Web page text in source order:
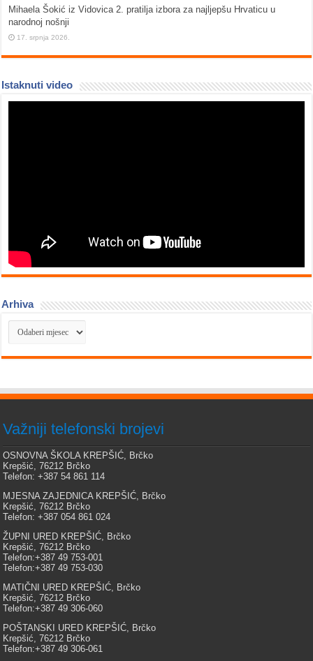
Mihaela Šokić iz Vidovica 2. pratilja izbora za najljepšu Hrvaticu u
narodnoj nošnji
17. srpnja 2026.
Istaknuti video
Arhiva
Arhiva
Važniji telefonski brojevi
OSNOVNA ŠKOLA KREPŠIĆ, Brčko
Krepšić, 76212 Brčko
Telefon: +387 54 861 114
MJESNA ZAJEDNICA KREPŠIĆ, Brčko
Krepšić, 76212 Brčko
Telefon: +387 054 861 024
ŽUPNI URED KREPŠIĆ, Brčko
Krepšić, 76212 Brčko
Telefon:+387 49 753-001
Telefon:+387 49 753-030
MATIČNI URED KREPŠIĆ, Brčko
Krepšić, 76212 Brčko
Telefon:+387 49 306-060
POŠTANSKI URED KREPŠIĆ, Brčko
Krepšić, 76212 Brčko
Telefon:+387 49 306-061